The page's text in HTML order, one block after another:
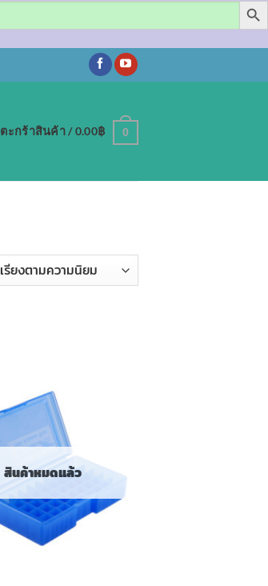
ตะกร้าสินค้า /0.00฿ 0
สินค้าหมดแล้ว